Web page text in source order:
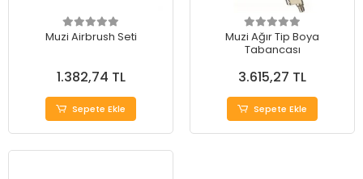
Muzi Airbrush Seti
1.382,74 TL
Sepete Ekle
Muzi Ağır Tip Boya
Tabancası
3.615,27 TL
Sepete Ekle